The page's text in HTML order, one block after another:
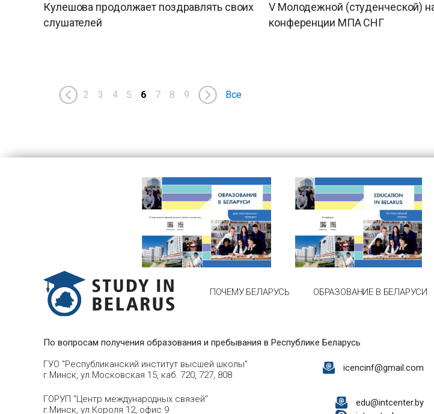
Кулешова продолжает поздравлять своих
слушателей
V Молодежной (студенческой)
конференции МПА СНГ
2 3 4 5 6 7 8 9 Все
ПОЧЕМУ БЕЛАРУСЬ ОБРАЗОВАНИЕ В БЕЛАРУСИ
По вопросам получения образования и пребывания в Республике Беларусь
ГУО "Республиканский институт высшей школы"
г.Минск, ул.Московская 15, каб. 720, 727, 808
icencinf@gmail.com
ГОРУП "Центр международных связей"
г.Минск, ул.Короля 12, офис 9
edu@intcenter.by